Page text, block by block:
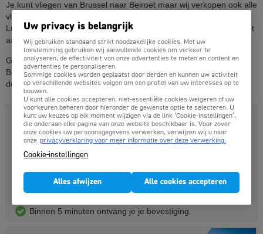
Je kunt vliegen van Brussel naar Beiroet maar wij verkopen ook alle
vliegtickets vanaf bijvoorbeeld Amsterdam, Eindhoven, Maastricht,
Luik, Oostende of Düsseldorf. Kortom; alle vliegtickets naar Beiroet
aan de allerlaagste prijs boek je op Goedkopevliegtuigtickets.be.
Goedkopevliegtuigtickets.be: De beste vliegticket prijzen naar
Beiroet, alle airlines, geen onverwachte toeslagen en lage
dossierkosten.
Vliegtickets Beiroet boek je hier:
Alle vluchten online vergelijken
500+ Lijnvluchten en prijsvechters
Duidelijke prijzen, veilig online boeken
Binnen 5 minuten ontvang je je bevestiging.
Uw privacy is belangrijk
Wij gebruiken standaard strikt noodzakelijke cookies. Met uw
toestemming gebruiken wij aanvullende cookies om verkeer te
analyseren, de effectiviteit van onze advertenties te meten en content en
advertenties te personaliseren.
Sommige cookies worden geplaatst door derden en kunnen uw activiteit
op verschillende websites volgen om een profiel van uw interesses op te
bouwen.
U kunt alle cookies accepteren, niet-essentiële cookies weigeren of uw
voorkeuren beheren door hieronder de gewenste optie te selecteren. U
kunt uw keuzes op elk moment wijzigen via de link ‘Cookie-instellingen’,
die onderaan elke pagina van onze website beschikbaar is. Voor zover
onze cookies uw persoonsgegevens verwerken, verwijzen wij u naar
onze privacyverklaring voor meer informatie over deze verwerking.
Cookie-instellingen
Alles afwijzen Alle cookies accepteren